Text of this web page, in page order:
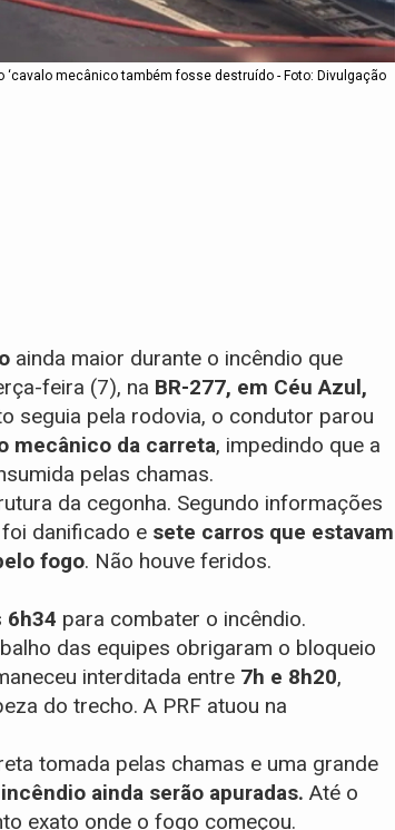
mecânico também fosse destruído - Foto: Divulgação
ainda maior durante o incêndio que
feira (7), na BR-277, em Céu Azul,
seguia pela rodovia, o condutor parou
mecânico da carreta, impedindo que a
pelas chamas.
da cegonha. Segundo informações
danificado e sete carros que estavam
fogo. Não houve feridos.
6h34 para combater o incêndio.
das equipes obrigaram o bloqueio
interditada entre 7h e 8h20,
do trecho. A PRF atuou na
tomada pelas chamas e uma grande
ainda serão apuradas. Até o
exato onde o fogo começou.